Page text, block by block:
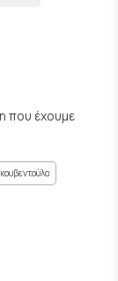
που έχουμε